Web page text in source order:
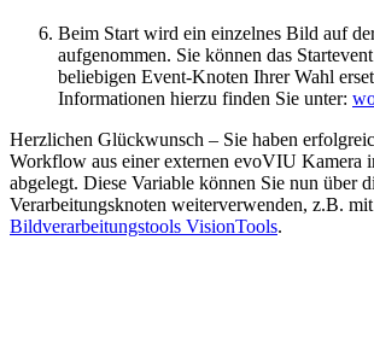
Beim Start wird ein einzelnes Bild auf
aufgenommen. Sie können das
beliebigen Event-Knoten Ihrer Wahl
Informationen hierzu finden Sie unter:
Herzlichen Glückwunsch – Sie haben
Workflow aus einer externen evoVIU Kamera
abgelegt. Diese Variable können Sie nun über
Verarbeitungsknoten weiterverwenden, z.B.
Bildverarbeitungstools VisionTools.